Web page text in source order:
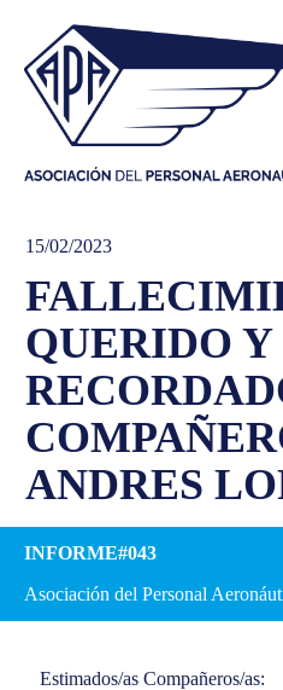
15/02/2023
QUERIDO Y
ANDRES
INFORME#043
Asociación del Personal
Estimados/as Compañeros/as: